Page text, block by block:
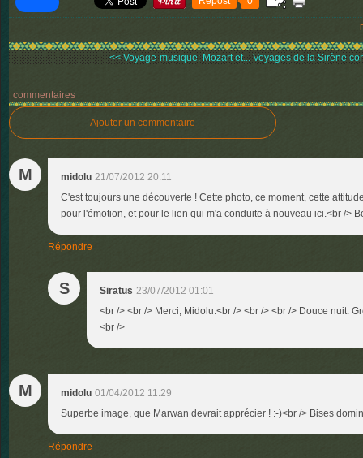
<< Voyage-musique: Mozart et... Voyages de la Sirène
commentaires
Ajouter un commentaire
M midolu 21/07/2012 20:11
C'est toujours une découverte ! Cette photo, ce moment, cette
pour l'émotion, et pour le lien qui m'a conduite à nouveau ici.<br />
Répondre
S Siratus 23/07/2012 01:01
<br /> <br /> Merci, Midolu.<br /> <br /> <br /> Douce nuit.
<br />
M midolu 01/04/2012 11:29
Superbe image, que Marwan devrait apprécier ! :-)<br /> Bises
Répondre